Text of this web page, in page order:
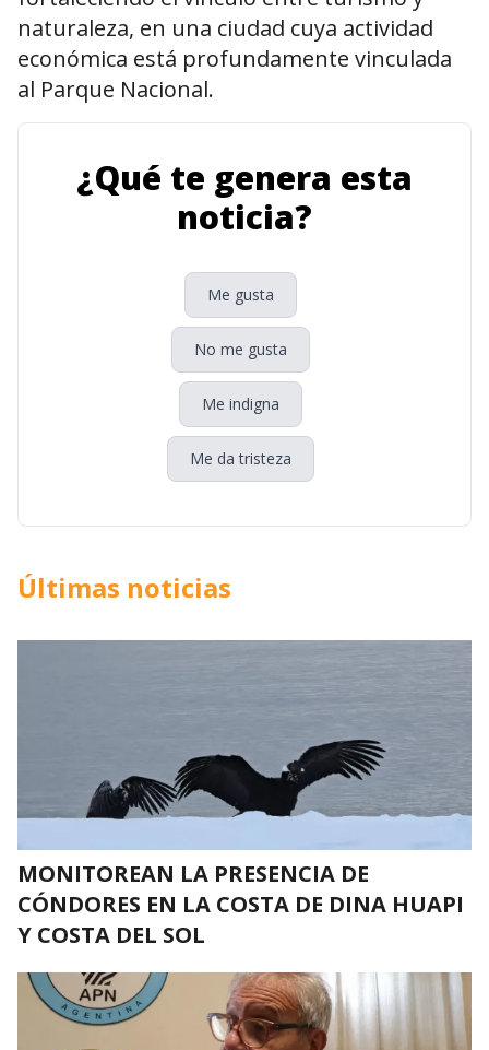
naturaleza, en una ciudad cuya actividad
económica está profundamente vinculada
al Parque Nacional.
¿Qué te genera esta
noticia?
Me gusta
No me gusta
Me indigna
Me da tristeza
Últimas noticias
MONITOREAN LA PRESENCIA DE
CÓNDORES EN LA COSTA DE DINA HUAPI
Y COSTA DEL SOL